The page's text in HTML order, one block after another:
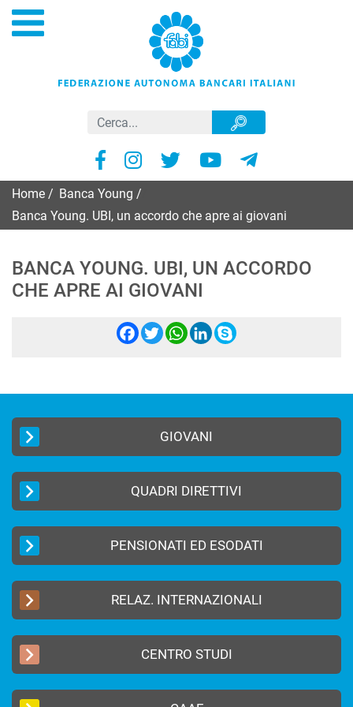
Home Banca Young
Banca Young. UBI, un accordo che apre ai giovani
BANCA YOUNG. UBI, UN ACCORDO
CHE APRE AI GIOVANI
Facebook
Twitter
WhatsApp
LinkedIn
Skype
GIOVANI
QUADRI DIRETTIVI
PENSIONATI ED ESODATI
RELAZ. INTERNAZIONALI
CENTRO STUDI